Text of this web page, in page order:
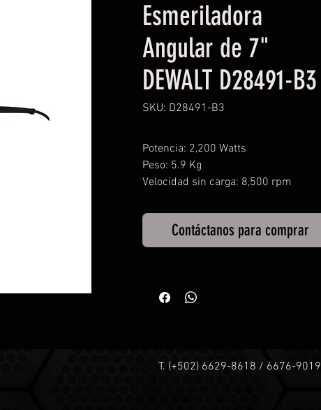
Esmeriladora
Angular de 7"
DEWALT D28491-B3
SKU: D28491-B3
Potencia: 2,200 Watts
Peso: 5.9 Kg
Velocidad sin carga: 8,500 rpm
Contáctanos para comprar
T. (+502) 6629-8618 / 6676-9019